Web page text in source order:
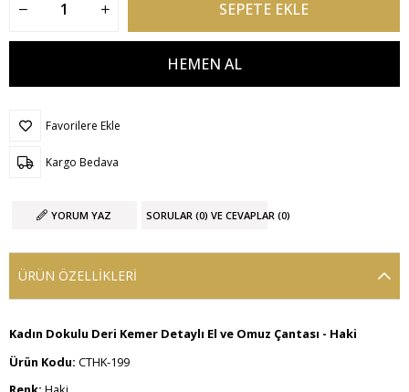
Favorilere Ekle
Kargo Bedava
YORUM YAZ SORULAR (0) VE CEVAPLAR (0)
ÜRÜN ÖZELLIKLERI
Kadın Dokulu Deri Kemer Detaylı El ve Omuz Çantası - Haki
Ürün Kodu: CTHK-199